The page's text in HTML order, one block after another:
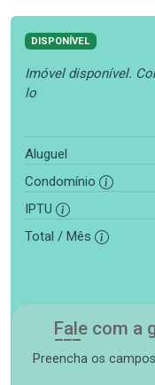
DISPONÍVEL
Imóvel disponível.
lo
Aluguel
Condomínio
IPTU
Total / Mês
Fale com a
Preencha os